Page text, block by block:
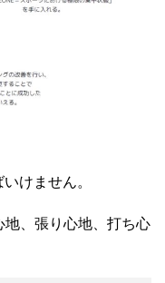
けません。
地、張り心地、打ち心